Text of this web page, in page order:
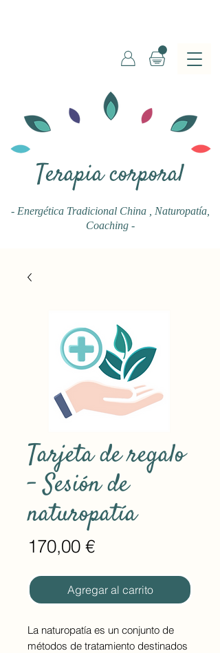
Terapia corporal
- Energética Tradicional China
, Naturopatía,
Coaching -
Tarjeta de regalo
- Sesión de
naturopatía
170,00 €Precio
Agregar al carrito
La naturopatía es un conjunto de
métodos de tratamiento destinados